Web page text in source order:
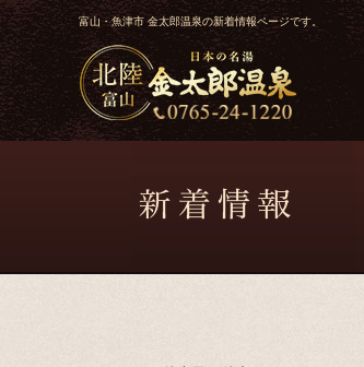
富山・魚津市 金太郎温泉の新着情報ページです。